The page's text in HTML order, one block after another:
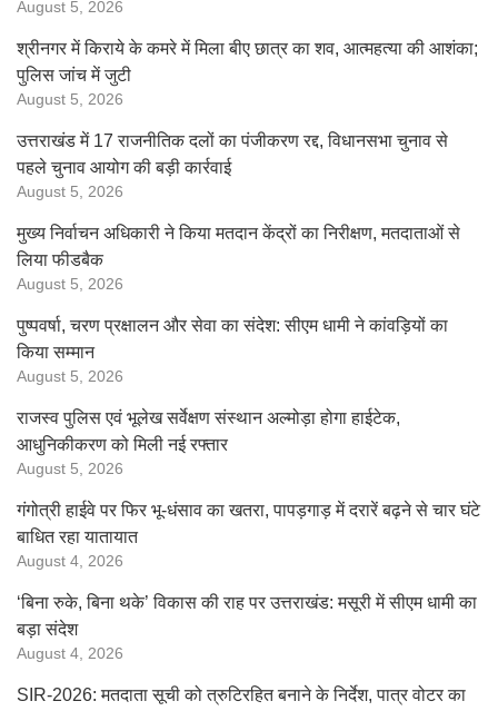
August 5, 2026
श्रीनगर में किराये के कमरे में मिला बीए छात्र का शव, आत्महत्या की आशंका;
पुलिस जांच में जुटी
August 5, 2026
उत्तराखंड में 17 राजनीतिक दलों का पंजीकरण रद्द, विधानसभा चुनाव से
पहले चुनाव आयोग की बड़ी कार्रवाई
August 5, 2026
मुख्य निर्वाचन अधिकारी ने किया मतदान केंद्रों का निरीक्षण, मतदाताओं से
लिया फीडबैक
August 5, 2026
पुष्पवर्षा, चरण प्रक्षालन और सेवा का संदेश: सीएम धामी ने कांवड़ियों का
किया सम्मान
August 5, 2026
राजस्व पुलिस एवं भूलेख सर्वेक्षण संस्थान अल्मोड़ा होगा हाईटेक,
आधुनिकीकरण को मिली नई रफ्तार
August 5, 2026
गंगोत्री हाईवे पर फिर भू-धंसाव का खतरा, पापड़गाड़ में दरारें बढ़ने से चार घंटे
बाधित रहा यातायात
August 4, 2026
‘बिना रुके, बिना थके’ विकास की राह पर उत्तराखंड: मसूरी में सीएम धामी का
बड़ा संदेश
August 4, 2026
SIR-2026: मतदाता सूची को त्रुटिरहित बनाने के निर्देश, पात्र वोटर का